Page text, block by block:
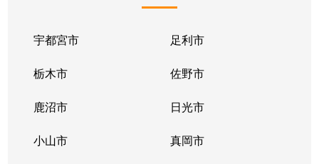
宇都宮市 足利市
栃木市 佐野市
鹿沼市 日光市
小山市 真岡市